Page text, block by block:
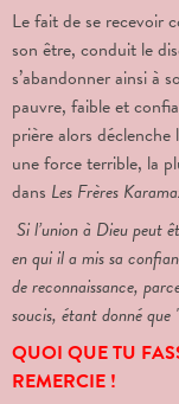
Le fait de se recevoir
son être, conduit le
s’abandonner ainsi à
pauvre, faible et
prière alors déclenche
une force terrible, la
dans Les Frères
Si l’union à Dieu peut
en qui il a mis sa
de reconnaissance,
soucis, étant donné
QUOI QUE TU
REMERCIE !